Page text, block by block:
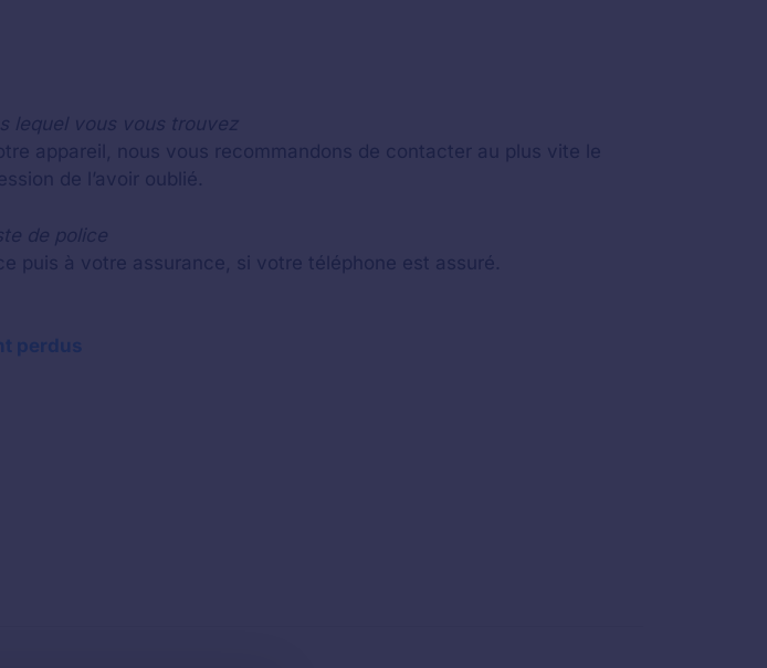
lequel vous vous trouvez
appareil, nous vous recommandons de contacter au plus vite le
de l’avoir oublié.
de police
puis à votre assurance, si votre téléphone est assuré.
perdus